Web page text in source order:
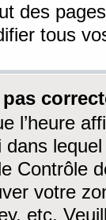
des
tous
pas
l’heure
Contrôle
votre
etc.